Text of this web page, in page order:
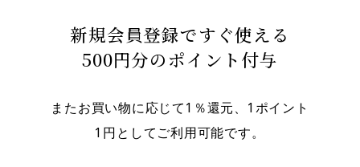
新規会員登録ですぐ使える
500円分のポイント付与
またお買い物に応じて1％還元、1ポイント
1円としてご利用可能です。